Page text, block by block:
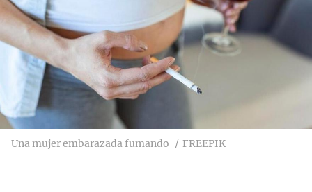
Una mujer embarazada fumando FREEPIK